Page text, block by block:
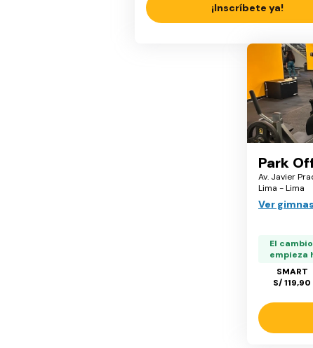
¡Inscríbete ya!
Park
Av. Javier
Lima - Lima
Ver
El
empieza
SMART
S/ 119,90